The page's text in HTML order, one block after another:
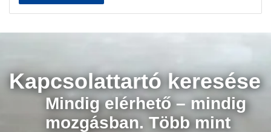
Kapcsolattartó keresése
Mindig elérhető – mindig
mozgásban. Több mint